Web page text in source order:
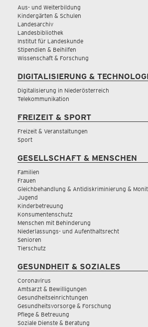
Aus- und Weiterbildung
Kindergärten & Schulen
Landesarchiv
Landesbibliothek
Institut für Landeskunde
Stipendien & Beihilfen
Wissenschaft & Forschung
DIGITALISIERUNG &
Digitalisierung in Niederösterreich
Telekommunikation
FREIZEIT & SPORT
Freizeit & Veranstaltungen
Sport
GESELLSCHAFT & MENSCHEN
Familien
Frauen
Gleichbehandlung & Antidiskriminierung &
Jugend
Kinderbetreuung
Konsumentenschutz
Menschen mit Behinderung
Niederlassungs- und Aufenthaltsrecht
Senioren
Tierschutz
GESUNDHEIT & SOZIALES
Coronavirus
Amtsarzt & Bewilligungen
Gesundheitseinrichtungen
Gesundheitsvorsorge & Forschung
Pflege & Betreuung
Soziale Dienste & Beratung